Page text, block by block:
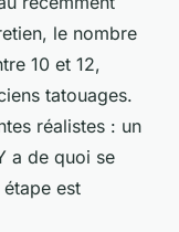
le nombre
10 et 12,
tatouages.
réalistes : un
a de quoi se
est